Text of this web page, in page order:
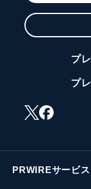
プ
プ
PRWIREサービス